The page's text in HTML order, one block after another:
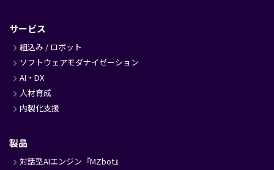
サービス
組込み / ロボット
ソフトウェアモダナイゼーション
AI・DX
人材育成
内製化支援
製品
対話型AIエンジン『MZbot』